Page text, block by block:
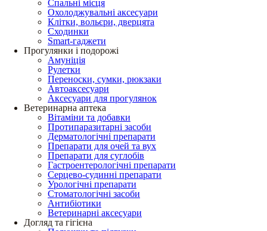
Спальні місця
Охолоджувальні аксесуари
Клітки, вольєри, дверцята
Сходинки
Smart-гаджети
Прогулянки і подорожі
Амуніція
Рулетки
Переноски, сумки, рюкзаки
Автоаксесуари
Аксесуари для прогулянок
Ветеринарна аптека
Вітаміни та добавки
Протипаразитарні засоби
Дерматологічні препарати
Препарати для очей та вух
Препарати для суглобів
Гастроентерологічні препарати
Серцево-судинні препарати
Урологічні препарати
Стоматологічні засоби
Антибіотики
Ветеринарні аксесуари
Догляд та гігієна